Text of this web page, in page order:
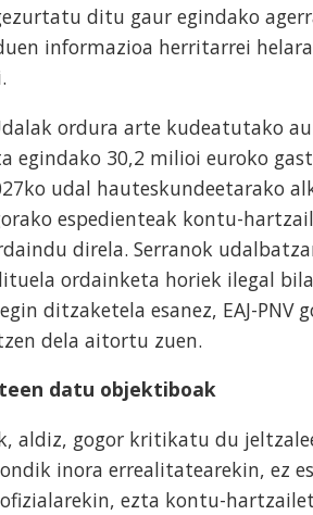
ditu gaur egindako
informazioa herritarrei
ordura arte kudeatutako
egindako 30,2 milioi euroko
udal hauteskundeetarako
espedienteak kontu-
direla. Serranok
ordainketa horiek ilegal
ditzaketela esanez, EAJ-PNV
dela aitortu zuen.
datu objektiboak
aldiz, gogor kritikatu du
inora errealitatearekin, ez
ezta kontu-